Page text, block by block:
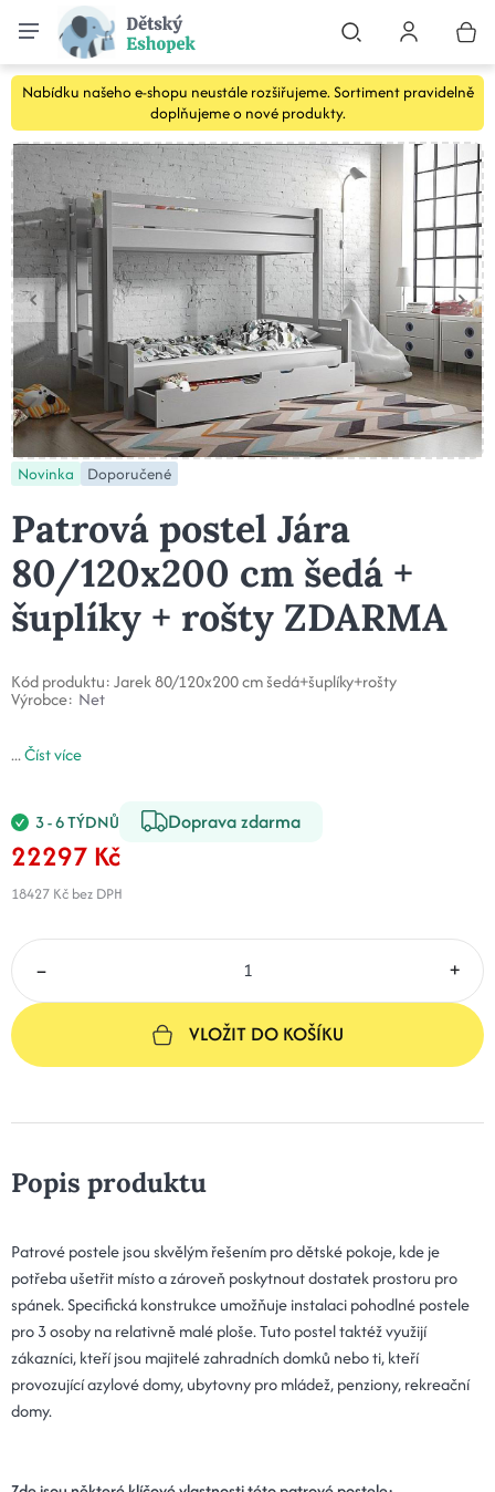
Nabídku našeho e-shopu neustále rozšiřujeme. Sortiment pravidelně
doplňujeme o nové produkty.
Novinka Doporučené
Patrová postel Jára
80/120x200 cm šedá +
šuplíky + rošty ZDARMA
Kód produktu:Jarek 80/120x200 cm šedá+šuplíky+rošty
Výrobce: Net
...Číst více
3 - 6 TÝDNŮ Doprava zdarma
22297 Kč
18427 Kč bez DPH
– +
VLOŽIT DO KOŠÍKU
Popis produktu
Patrové postele jsou skvělým řešením pro dětské pokoje, kde je
potřeba ušetřit místo a zároveň poskytnout dostatek prostoru pro
spánek. Specifická konstrukce umožňuje instalaci pohodlné postele
pro 3 osoby na relativně malé ploše. Tuto postel taktéž využijí
zákazníci, kteří jsou majitelé zahradních domků nebo ti, kteří
provozující azylové domy, ubytovny pro mládež, penziony, rekreační
domy.